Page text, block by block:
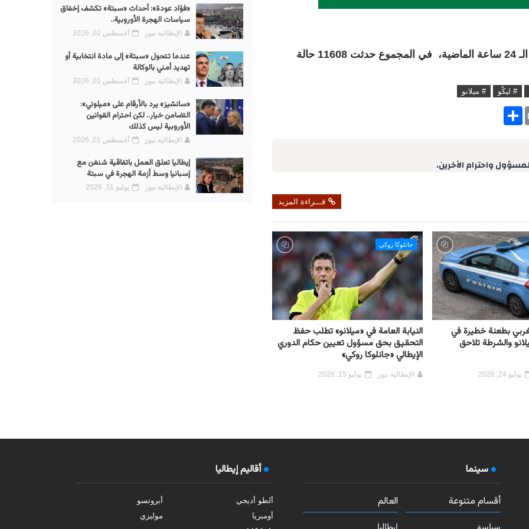
تم تسجيل 231 حالة وفاة بالفيروس التاجي خلال الـ 24 ساعة الماضية، في المجموع حدثت 11608 حالة
# ليكّو # ميلانو
S
واحترام الآخرين.
قـــراءة المزيد
بطعنة خطيرة في
والشرطة تلاحق
يوليو 24, 2026
جانلوكا روكي
النيابة العامة في «ميلانو» تطلب حفظ
التحقيق بحق مسؤول تعيين حكام الدوري
الإيطالي «جانلوكا روكي»
الإيطالية نيوز يوليو 15, 2026
«فؤاد عودة»: أحداث «سبتة» تكشف إخفاق
سياسات الهجرة الأوروبية..
الإيطالية نيوز أغسطس 02, 2026
عندما تتحول «سبتة» إلى مادة انتخابية أو
تهديد أمني بالوكالة
الإيطالية نيوز أغسطس 01, 2026
«سانشيز» يرد بالأرقام على «ميلوني»:
التضامن خيار.. لكن احترام القوانين
الأوروبية ليس كذلك
الإيطالية نيوز أغسطس 01, 2026
إيطاليا تعلق العمل باتفاقية شنغن مع
إسبانيا وسط أزمة الهجرة في سبتة
الإيطالية نيوز يوليو 31, 2026
سينما
أقسام متنوعة
سياسة
العالم
إيطاليا
أقاليم إيطاليا
ألطو أديجي
أبروتسو
أومبريا
موليزي